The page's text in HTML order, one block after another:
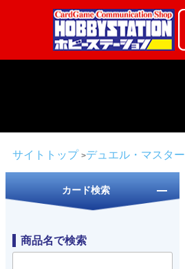
サイトトップ デュエル・マスタ
カード検索
商品名で検索